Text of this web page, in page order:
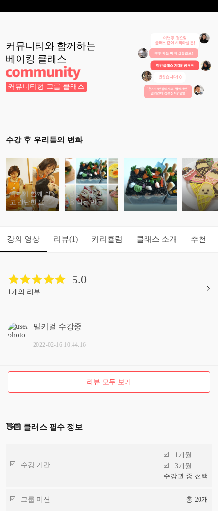
커뮤니티와 함께하는
베이킹 클래스
커뮤니티형 그룹 클래스
수강 후 우리들의 변화
아이와 함께 쉽
고 간단한 요리
를 만들고 싶으
정성스런 선물
을 직접 만들고
주고 싶으신 분
강의 영상 리뷰(1) 커리큘럼 클래스 소개 추천
5.0
1개의 리뷰
밀키걸 수강중
2022-02-16 10:44:16
리뷰 모두 보기
👋🏻 클래스 필수 정보
수강 기간
1개월
3개월
수강권 중 선택
그룹 미션 총 20개